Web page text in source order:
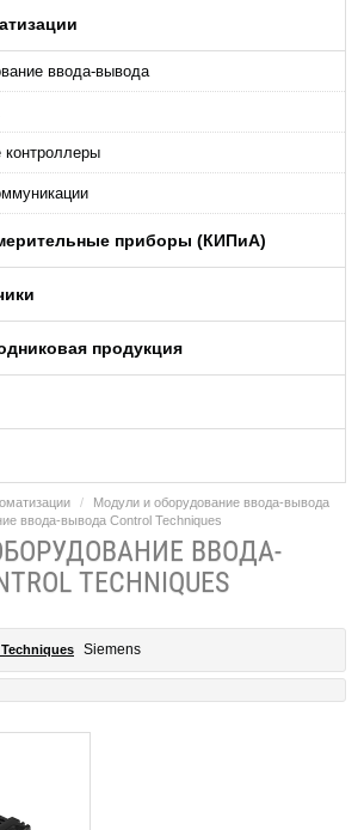
ввода-вывода
приборы (КИПиA)
продукция
Модули и оборудование ввода-вывода
ввода-вывода Control Techniques
ВВОДА-
TECHNIQUES
Siemens